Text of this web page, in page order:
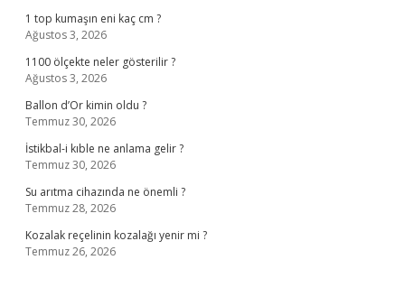
1 top kumaşın eni kaç cm ?
Ağustos 3, 2026
1100 ölçekte neler gösterilir ?
Ağustos 3, 2026
Ballon d’Or kimin oldu ?
Temmuz 30, 2026
İstikbal-i kıble ne anlama gelir ?
Temmuz 30, 2026
Su arıtma cihazında ne önemli ?
Temmuz 28, 2026
Kozalak reçelinin kozalağı yenir mi ?
Temmuz 26, 2026